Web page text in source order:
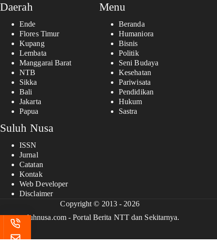
Daerah
Ende
Flores Timur
Kupang
Lembata
Manggarai Barat
NTB
Sikka
Bali
Jakarta
Papua
Menu
Beranda
Humaniora
Bisnis
Politik
Seni Budaya
Kesehatan
Pariwisata
Pendidikan
Hukum
Sastra
Suluh Nusa
ISSN
Jurnal
Catatan
Kontak
Web Developer
Disclaimer
Copyright © 2013 - 2026
suluhnusa.com - Portal Berita NTT dan Sekitarnya.